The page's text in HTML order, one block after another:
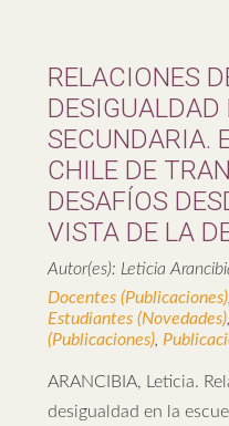
RELACIONES
DESIGUALDAD
SECUNDARIA.
CHILE DE
DESAFÍOS
VISTA DE LA
Autor(es): Leticia
Docentes (Publicaciones),
Estudiantes (Novedades),
(Publicaciones),
ARANCIBIA, Leticia.
desigualdad en la